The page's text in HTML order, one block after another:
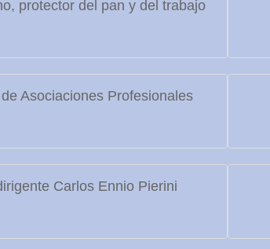
protector del pan y del trabajo
Asociaciones Profesionales
Carlos Ennio Pierini